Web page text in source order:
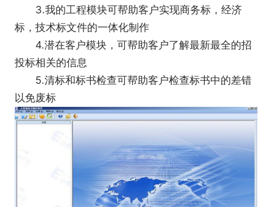
3.我的工程模块可帮助客户实现商务标，经济
标，技术标文件的一体化制作
4.潜在客户模块，可帮助客户了解最新最全的招
投标相关的信息
5.清标和标书检查可帮助客户检查标书中的差错
以免废标